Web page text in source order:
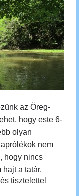
az Öreg-
hogy este 6-
olyan
nem
hogy nincs
a tatár.
tisztelettel